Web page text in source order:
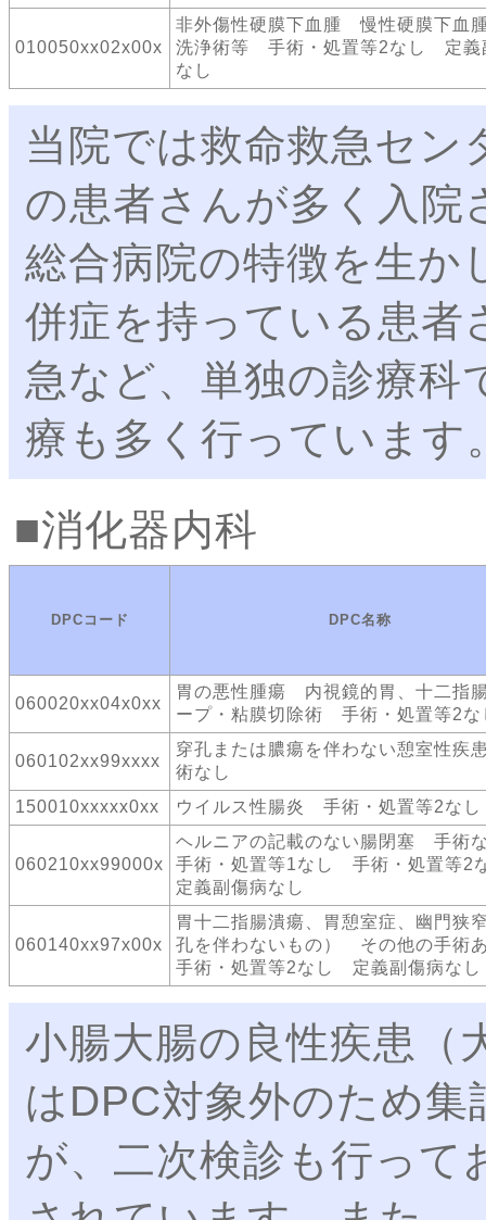
010050xx02x00x
非外傷性硬膜下血腫 慢性硬膜下血
洗浄術等 手術・処置等2なし 定義
なし
当院では救命救急セン
の患者さんが多く入院
総合病院の特徴を生か
併症を持っている患者
急など、単独の診療科
療も多く行っています
消化器内科
DPCコード DPC名称
060020xx04x0xx
胃の悪性腫瘍 内視鏡的胃、十二指
ープ・粘膜切除術 手術・処置等2な
060102xx99xxxx
穿孔または膿瘍を伴わない憩室性
術なし
150010xxxxx0xx
ウイルス性腸炎 手術・処置等2なし
060210xx99000x
ヘルニアの記載のない腸閉塞 手
手術・処置等1なし 手術・処置等
定義副傷病なし
060140xx97x00x
胃十二指腸潰瘍、胃憩室症、幽門狭
孔を伴わないもの） その他の手
手術・処置等2なし 定義副傷病なし
小腸大腸の良性疾患（
はDPC対象外のため
が、二次検診も行って